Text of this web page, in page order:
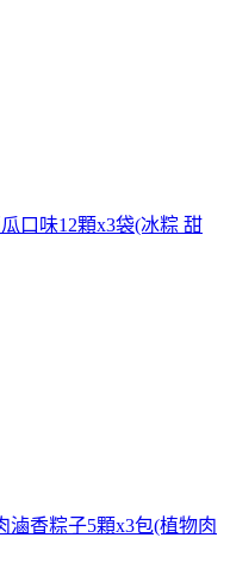
口味12顆x3袋(冰粽 甜
滷香粽子5顆x3包(植物肉